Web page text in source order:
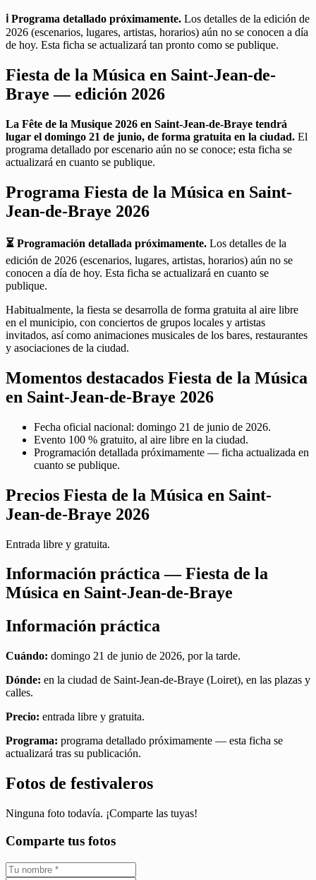
ℹ️ Programa detallado próximamente. Los detalles de la edición de
2026 (escenarios, lugares, artistas, horarios) aún no se conocen a día
de hoy. Esta ficha se actualizará tan pronto como se publique.
Fiesta de la Música en Saint-Jean-de-
Braye — edición 2026
La Fête de la Musique 2026 en Saint-Jean-de-Braye tendrá
lugar el domingo 21 de junio, de forma gratuita en la ciudad. El
programa detallado por escenario aún no se conoce; esta ficha se
actualizará en cuanto se publique.
Programa Fiesta de la Música en Saint-
Jean-de-Braye 2026
⏳ Programación detallada próximamente. Los detalles de la
edición de 2026 (escenarios, lugares, artistas, horarios) aún no se
conocen a día de hoy. Esta ficha se actualizará en cuanto se
publique.
Habitualmente, la fiesta se desarrolla de forma gratuita al aire libre
en el municipio, con conciertos de grupos locales y artistas
invitados, así como animaciones musicales de los bares, restaurantes
y asociaciones de la ciudad.
Momentos destacados Fiesta de la Música
en Saint-Jean-de-Braye 2026
Fecha oficial nacional: domingo 21 de junio de 2026.
Evento 100 % gratuito, al aire libre en la ciudad.
Programación detallada próximamente — ficha actualizada en
cuanto se publique.
Precios Fiesta de la Música en Saint-
Jean-de-Braye 2026
Entrada libre y gratuita.
Información práctica — Fiesta de la
Música en Saint-Jean-de-Braye
Información práctica
Cuándo: domingo 21 de junio de 2026, por la tarde.
Dónde: en la ciudad de Saint-Jean-de-Braye (Loiret), en las plazas y
calles.
Precio: entrada libre y gratuita.
Programa: programa detallado próximamente — esta ficha se
actualizará tras su publicación.
Fotos de festivaleros
Ninguna foto todavía. ¡Comparte las tuyas!
Comparte tus fotos